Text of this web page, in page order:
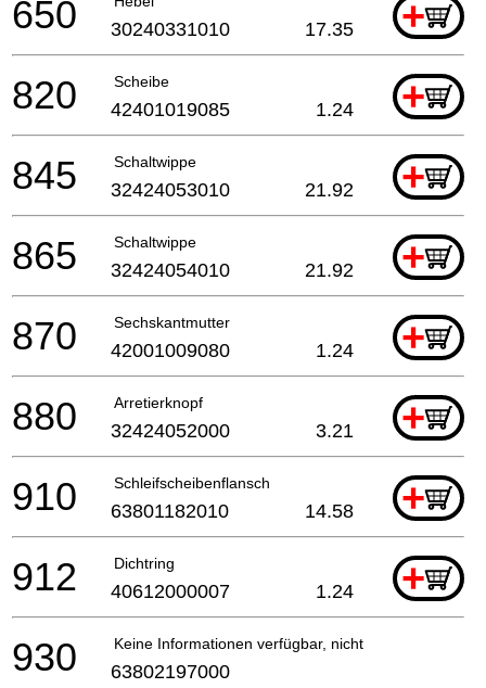
+
650 30240331010 17.35
Scheibe +
820 42401019085 1.24
Schaltwippe +
845 32424053010 21.92
Schaltwippe +
865 32424054010 21.92
Sechskantmutter +
870 42001009080 1.24
Arretierknopf +
880 32424052000 3.21
Schleifscheibenflansch +
910 63801182010 14.58
Dichtring +
912 40612000007 1.24
Keine Informationen verfügbar, nicht bestellbar
930 63802197000